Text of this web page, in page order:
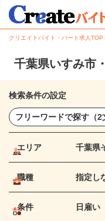
クリエイトバイト・パート求人TOP
千葉県いすみ市
検索条件の設定
エリア 千葉県
職種 指定し
条件 日雇い